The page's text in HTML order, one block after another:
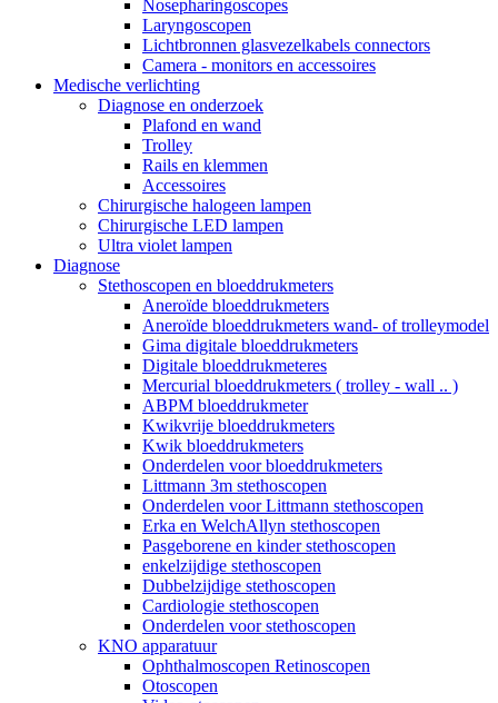
Nosepharingoscopes
Laryngoscopen
Lichtbronnen glasvezelkabels connectors
Camera - monitors en accessoires
Medische verlichting
Diagnose en onderzoek
Plafond en wand
Trolley
Rails en klemmen
Accessoires
Chirurgische halogeen lampen
Chirurgische LED lampen
Ultra violet lampen
Diagnose
Stethoscopen en bloeddrukmeters
Aneroïde bloeddrukmeters
Aneroïde bloeddrukmeters wand- of trolleymodel
Gima digitale bloeddrukmeters
Digitale bloeddrukmeteres
Mercurial bloeddrukmeters ( trolley - wall .. )
ABPM bloeddrukmeter
Kwikvrije bloeddrukmeters
Kwik bloeddrukmeters
Onderdelen voor bloeddrukmeters
Littmann 3m stethoscopen
Onderdelen voor Littmann stethoscopen
Erka en WelchAllyn stethoscopen
Pasgeborene en kinder stethoscopen
enkelzijdige stethoscopen
Dubbelzijdige stethoscopen
Cardiologie stethoscopen
Onderdelen voor stethoscopen
KNO apparatuur
Ophthalmoscopen Retinoscopen
Otoscopen